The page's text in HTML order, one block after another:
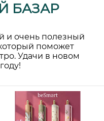
БАЗАР
и очень полезный
поможет
Удачи в новом